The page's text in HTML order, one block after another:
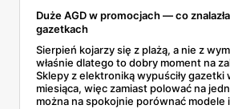
Duże AGD w promocjach — co
gazetkach
Sierpień kojarzy się z plażą, a nie z
właśnie dlatego to dobry moment na
Sklepy z elektroniką wypuściły gazetki
miesiąca, więc zamiast polować na
można na spokojnie porównać modele